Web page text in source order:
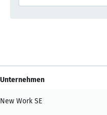
Unternehmen
New Work SE